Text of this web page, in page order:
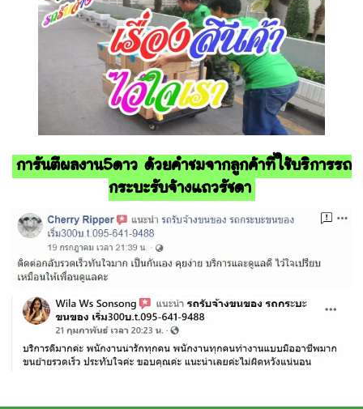
การันตีผลงาน5ดาว ด้วยคำชมจากลูกค้าที่ใช้บริการรถ
กระบะรับจ้างแถวรัชดา